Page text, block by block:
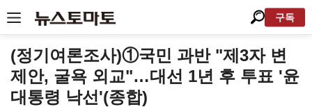
구독
(정기여론조사)①국민 과반 "제3자 변
제안, 굴욕 외교"…대선 1년 후 투표 '윤
대통령 낙선'(종합)